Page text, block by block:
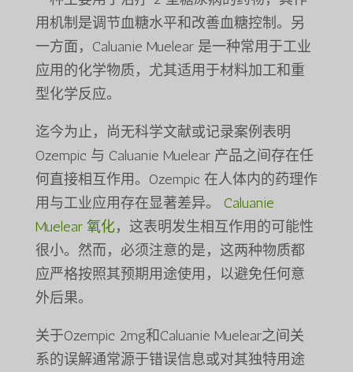
用机制是调节血糖水平和改善血糖控制。另
一方面，Caluanie Muelear 是一种常用于工业
应用的化学物质，尤其适用于材料加工和重
型化学反应。
迄今为止，尚无科学文献或记录案例表明
Ozempic 与 Caluanie Muelear 产品之间存在任
何直接相互作用。Ozempic 在人体内的药理作
用与工业应用存在显著差异。 Caluanie
Muelear 氧化，这表明发生相互作用的可能性
很小。然而，必须注意的是，这两种物质都
应严格按照其预期用途使用，以避免任何意
外后果。
关于Ozempic 2mg和Caluanie Muelear之间关
系的误解通常源于错误信息或对其独特用途